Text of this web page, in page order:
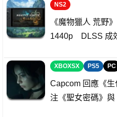
NS2
《魔物獵人 荒野
1440p DLSS 成
XBOXSX PS5 PC
Capcom 回應《
注《聖女密碼》與